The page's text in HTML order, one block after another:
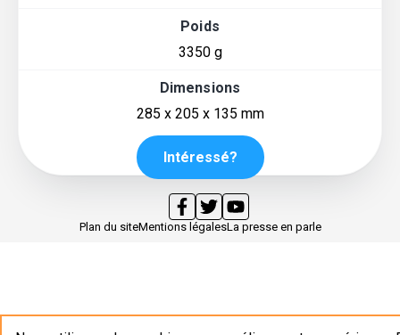
Poids
3350 g
Dimensions
285 x 205 x 135 mm
Intéressé?
Plan du siteMentions légalesLa presse en parle